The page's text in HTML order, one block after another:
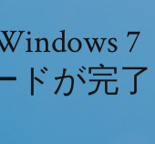
7
ドが完了